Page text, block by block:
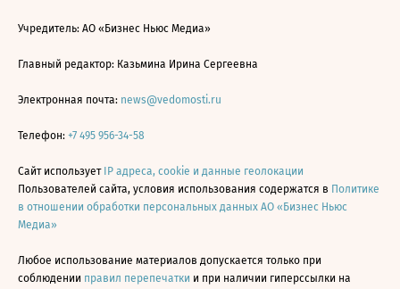
Учредитель: АО «Бизнес Ньюс Медиа»
Главный редактор: Казьмина Ирина Сергеевна
Электронная почта: news@vedomosti.ru
Телефон: +7 495 956-34-58
Сайт использует IP адреса, cookie и данные геолокации
Пользователей сайта, условия использования содержатся в Политике
в отношении обработки персональных данных АО «Бизнес Ньюс
Медиа»
Любое использование материалов допускается только при
соблюдении правил перепечатки и при наличии гиперссылки на